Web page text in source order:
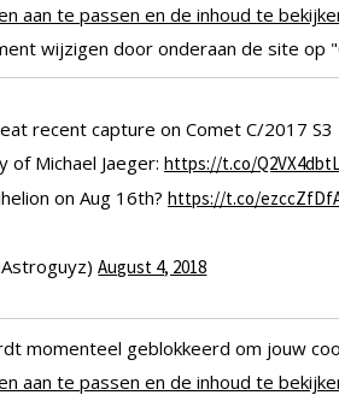
aan te passen en de inhoud te
wijzigen door onderaan de site op
recent capture on Comet C/2017
of Michael Jaeger: https://t.co/
on Aug 16th? https://t.co/
August 4, 2018
momenteel geblokkeerd om jouw
aan te passen en de inhoud te